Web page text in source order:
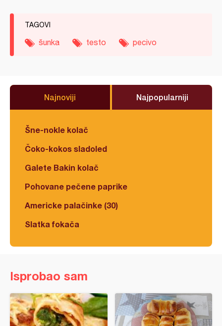
TAGOVI
šunka testo pecivo
Najnoviji Najpopularniji
Šne-nokle kolač
Čoko-kokos sladoled
Galete Bakin kolač
Pohovane pečene paprike
Americke palačinke (30)
Slatka fokača
Isprobao sam